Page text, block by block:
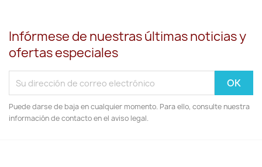
Infórmese de nuestras últimas noticias y
ofertas especiales
Puede darse de baja en cualquier momento. Para ello, consulte nuestra
información de contacto en el aviso legal.